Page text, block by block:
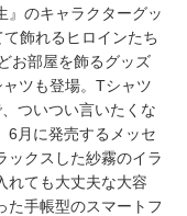
』のキャラクターグッ
飾れるヒロインたち
お部屋を飾るグッズ
ツも登場。Tシャツ
ついつい言いたくな
6月に発売するメッセ
ックスした紗霧のイラ
れても大丈夫な大容
た手帳型のスマートフ